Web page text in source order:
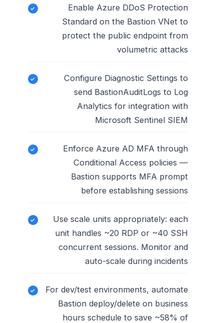
Enable Azure DDoS Protection
Standard on the Bastion VNet to
protect the public endpoint from
volumetric attacks
Configure Diagnostic Settings to
send BastionAuditLogs to Log
Analytics for integration with
Microsoft Sentinel SIEM
Enforce Azure AD MFA through
Conditional Access policies —
Bastion supports MFA prompt
before establishing sessions
Use scale units appropriately: each
unit handles ~20 RDP or ~40 SSH
concurrent sessions. Monitor and
auto-scale during incidents
For dev/test environments, automate
Bastion deploy/delete on business
hours schedule to save ~58% of